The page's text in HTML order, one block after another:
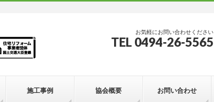
お気軽にお問い合わせください
TEL 0494-26-5565
施工事例 協会概要 お問い合わせ